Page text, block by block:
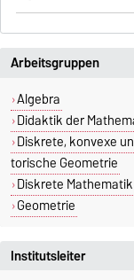
Arbeitsgruppen
Algebra
Didaktik der
Diskrete, konvexe
torische Geometrie
Diskrete Mathematik
Geometrie
Institutsleiter